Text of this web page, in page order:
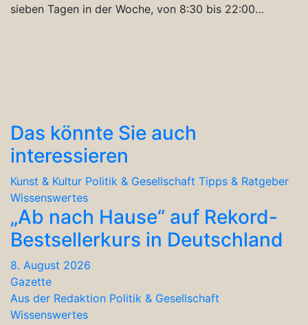
sieben Tagen in der Woche, von 8:30 bis 22:00…
Das könnte Sie auch
interessieren
Kunst & Kultur Politik & Gesellschaft Tipps & Ratgeber
Wissenswertes
„Ab nach Hause“ auf Rekord-
Bestsellerkurs in Deutschland
8. August 2026
Gazette
Aus der Redaktion Politik & Gesellschaft
Wissenswertes